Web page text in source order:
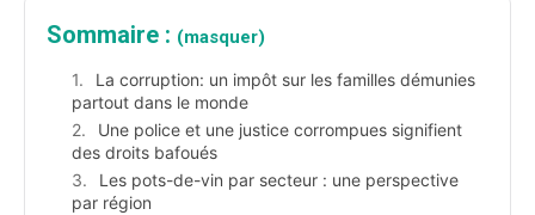
Sommaire : (masquer)
La corruption: un impôt sur les familles démunies
partout dans le monde
Une police et une justice corrompues signifient
des droits bafoués
Les pots-de-vin par secteur : une perspective
par région